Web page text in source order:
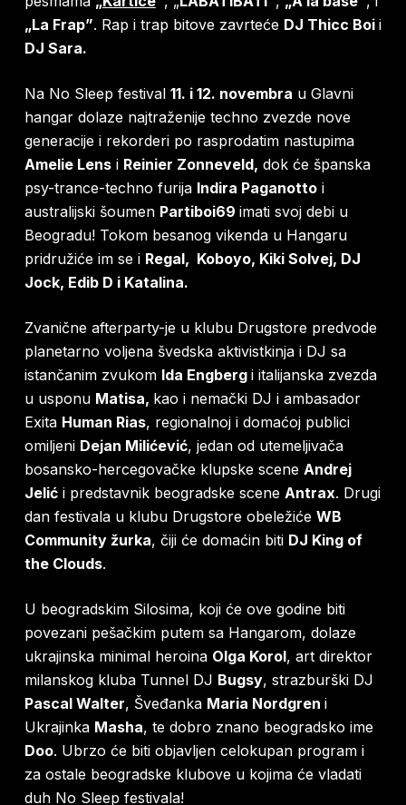
„La Frap”. Rap i trap bitove zavrteće DJ Thicc Boi i
DJ Sara.
Na No Sleep festival 11. i 12. novembra u Glavni
hangar dolaze najtraženije techno zvezde nove
generacije i rekorderi po rasprodatim nastupima
Amelie Lensi Reinier Zonneveld, dok će španska
psy-trance-techno furija Indira Paganottoi
australijski šoumen Partiboi69 imati svoj debi u
Beogradu! Tokom besanog vikenda u Hangaru
pridružiće im se i Regal, Koboyo, Kiki Solvej, DJ
Jock, Edib D i Katalina.
Zvanične afterparty-je u klubu Drugstore predvode
planetarno voljena švedska aktivistkinja i DJ sa
istančanim zvukom Ida Engberg i italijanska zvezda
u usponu Matisa, kao i nemački DJ i ambasador
Exita Human Rias, regionalnoj i domaćoj publici
omiljeni Dejan Milićević, jedan od utemeljivača
bosansko-hercegovačke klupske scene Andrej
Jelići predstavnik beogradske scene Antrax. Drugi
dan festivala u klubu Drugstore obeležiće WB
Community žurka, čiji će domaćin biti DJ King of
the Clouds.
U beogradskim Silosima, koji će ove godine biti
povezani pešačkim putem sa Hangarom, dolaze
ukrajinska minimal heroina Olga Korol, art direktor
milanskog kluba Tunnel DJ Bugsy, strazburški DJ
Pascal Walter, Šveđanka Maria Nordgren i
Ukrajinka Masha, te dobro znano beogradsko ime
Doo. Ubrzo će biti objavljen celokupan program i
za ostale beogradske klubove u kojima će vladati
duh No Sleep festivala!